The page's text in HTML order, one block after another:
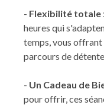
- Flexibilité totale
heures qui
temps, vous
parcours de
- Un Cadeau de
pour offrir, ces